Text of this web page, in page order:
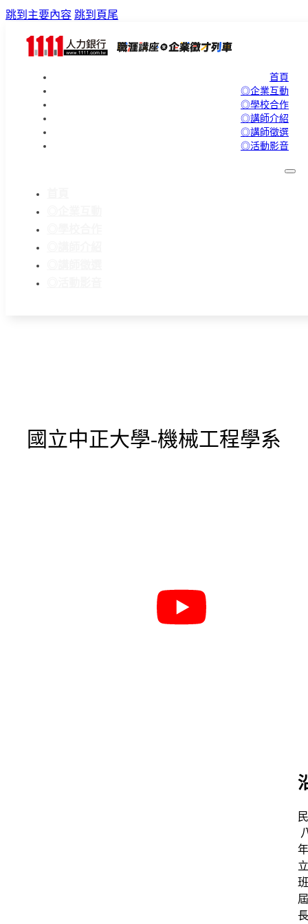
跳到主要內容 跳到頁尾
首頁
◎企業互動
◎學校合作
◎講師介紹
◎講師徵選
◎活動影音
國立中正大學-機械工程學系